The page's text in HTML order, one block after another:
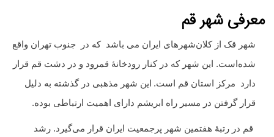
معرفی شهر قم
شهر قک از کلان‌شهرهای ایران می باشد که در جنوب تهران واقع
شده‌است. این شهر که در کنار رودخانهٔ قمرود و در دشت قم قرار
دارد مرکز استان قم است. این شهر مذهبی در گذشته به دلیل
قرار گرفتن در مسیر راه ابریشم دارای اهمیت ارتباطی بوده‌.
قم در رتبهٔ هفتمین شهر پرجمعیت ایران قرار می‌گیرد. رشد